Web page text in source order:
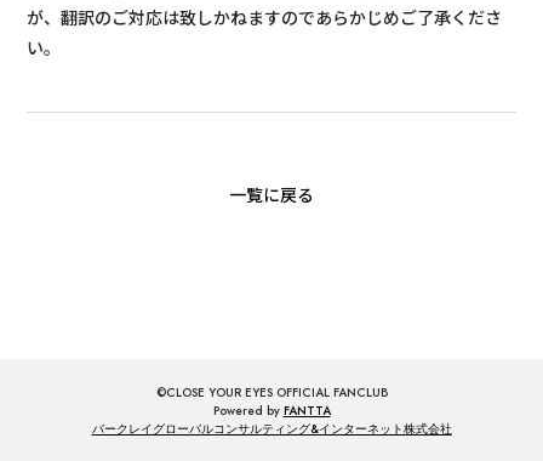
が、翻訳のご対応は致しかねますのであらかじめご了承くださ
い。
一覧に戻る
©CLOSE YOUR EYES OFFICIAL FANCLUB
Powered by FANTTA
バークレイグローバルコンサルティング&インターネット株式会社